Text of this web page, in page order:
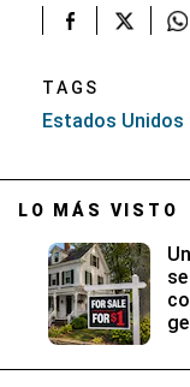
TAGS
Estados Unidos
LO MÁS VISTO